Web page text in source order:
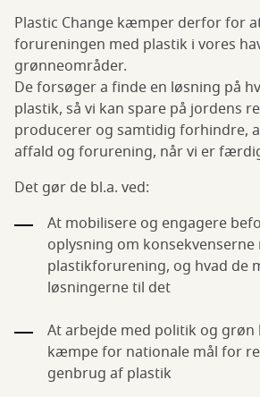
Plastic Change kæmper derfor for
forureningen med plastik i vores
grønneområder.
De forsøger a finde en løsning på
plastik, så vi kan spare på jordens
producerer og samtidig forhindre,
affald og forurening, når vi er
Det gør de bl.a. ved:
At mobilisere og engagere
oplysning om konsekvenserne
plastikforurening, og hvad de
løsningerne til det
At arbejde med politik og grøn
kæmpe for nationale mål for
genbrug af plastik